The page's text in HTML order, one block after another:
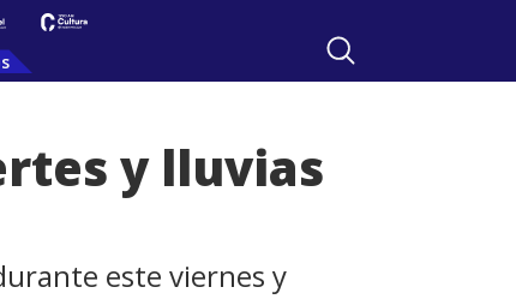
y lluvias
este viernes y